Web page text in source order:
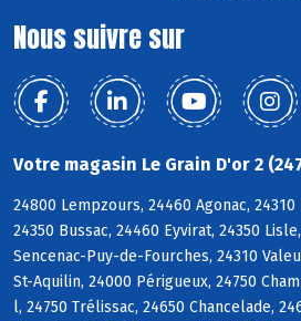
Nous suivre sur
Votre magasin Le Grain D'or 2
24800 Lempzours, 24460 Agonac,
24350 Bussac, 24460 Eyvirat, 24350
Sencenac-Puy-de-Fourches, 24310
St-Aquilin, 24000 Périgueux, 24750
l, 24750 Trélissac, 24650 Chancelade,